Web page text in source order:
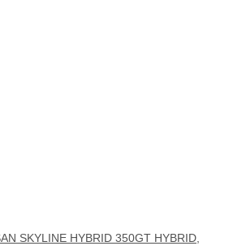
SKYLINE HYBRID 350GT HYBRID,